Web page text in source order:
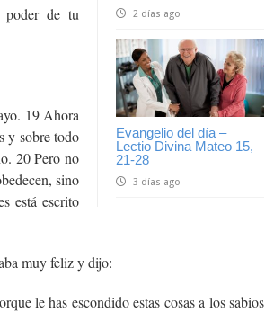
2 días ago
Evangelio del día –
Lectio Divina Mateo 15,
21-28
3 días ago
poder de tu
19 Ahora
y sobre todo
20 Pero no
sino
está escrito
muy feliz y dijo:
le has escondido estas cosas a los sabios